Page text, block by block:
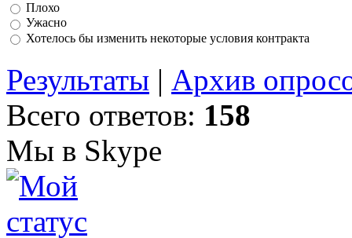
Плохо
Ужасно
Хотелось бы изменить некоторые условия контракта
Результаты | Архив
Всего ответов: 158
Мы в Skype